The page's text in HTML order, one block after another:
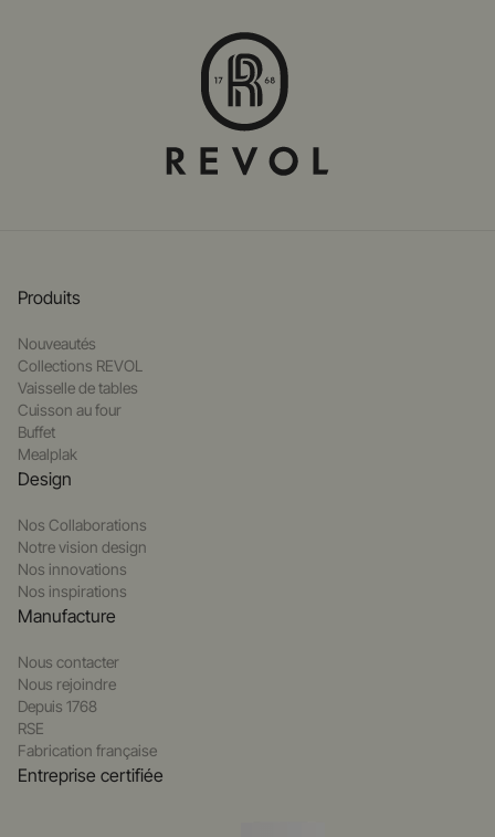
Produits
Nouveautés
Collections REVOL
Vaisselle de tables
Cuisson au four
Buffet
Mealplak
Design
Nos Collaborations
Notre vision design
Nos innovations
Nos inspirations
Manufacture
Nous contacter
Nous rejoindre
Depuis 1768
RSE
Fabrication française
Entreprise certifiée